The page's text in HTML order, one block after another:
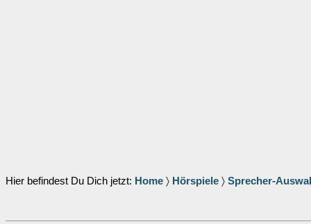
Hier befindest Du Dich jetzt: Home 〉 Hörspiele 〉 Sprecher-